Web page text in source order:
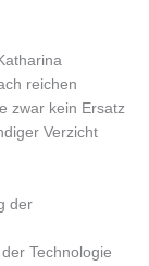
reichen
zwar kein Ersatz
Verzicht
der
Technologie